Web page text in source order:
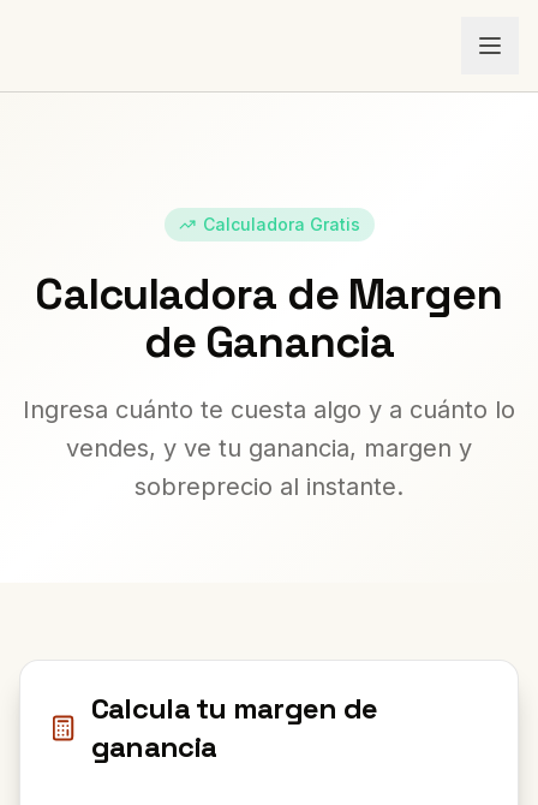
Calculadora Gratis
Calculadora de Margen
de Ganancia
Ingresa cuánto te cuesta algo y a cuánto lo
vendes, y ve tu ganancia, margen y
sobreprecio al instante.
Calcula tu margen de
ganancia